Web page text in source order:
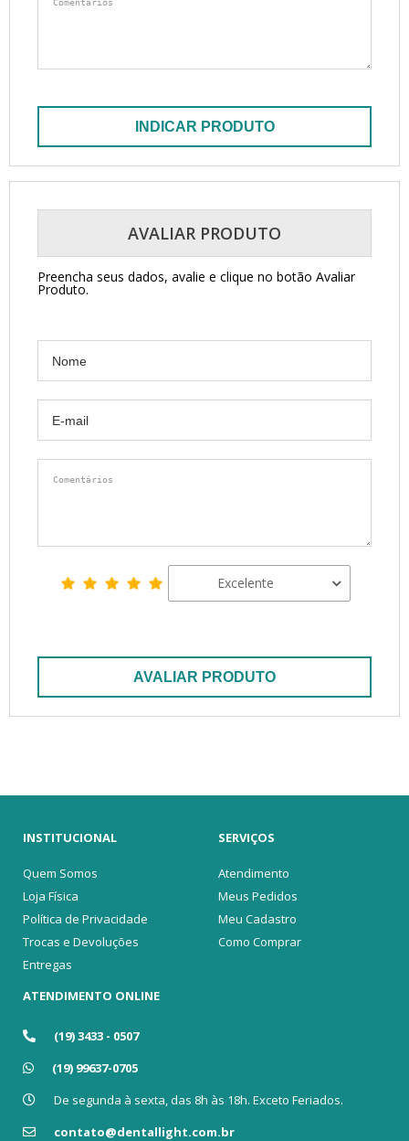
INDICAR PRODUTO
AVALIAR PRODUTO
Preencha seus dados, avalie e clique no botão Avaliar
Produto.
Excelente
AVALIAR PRODUTO
INSTITUCIONAL
Quem Somos
Loja Física
Política de Privacidade
Trocas e Devoluções
Entregas
SERVIÇOS
Atendimento
Meus Pedidos
Meu Cadastro
Como Comprar
ATENDIMENTO ONLINE
(19) 3433 - 0507
(19) 99637-0705
De segunda à sexta, das 8h às 18h. Exceto Feriados.
contato@dentallight.com.br